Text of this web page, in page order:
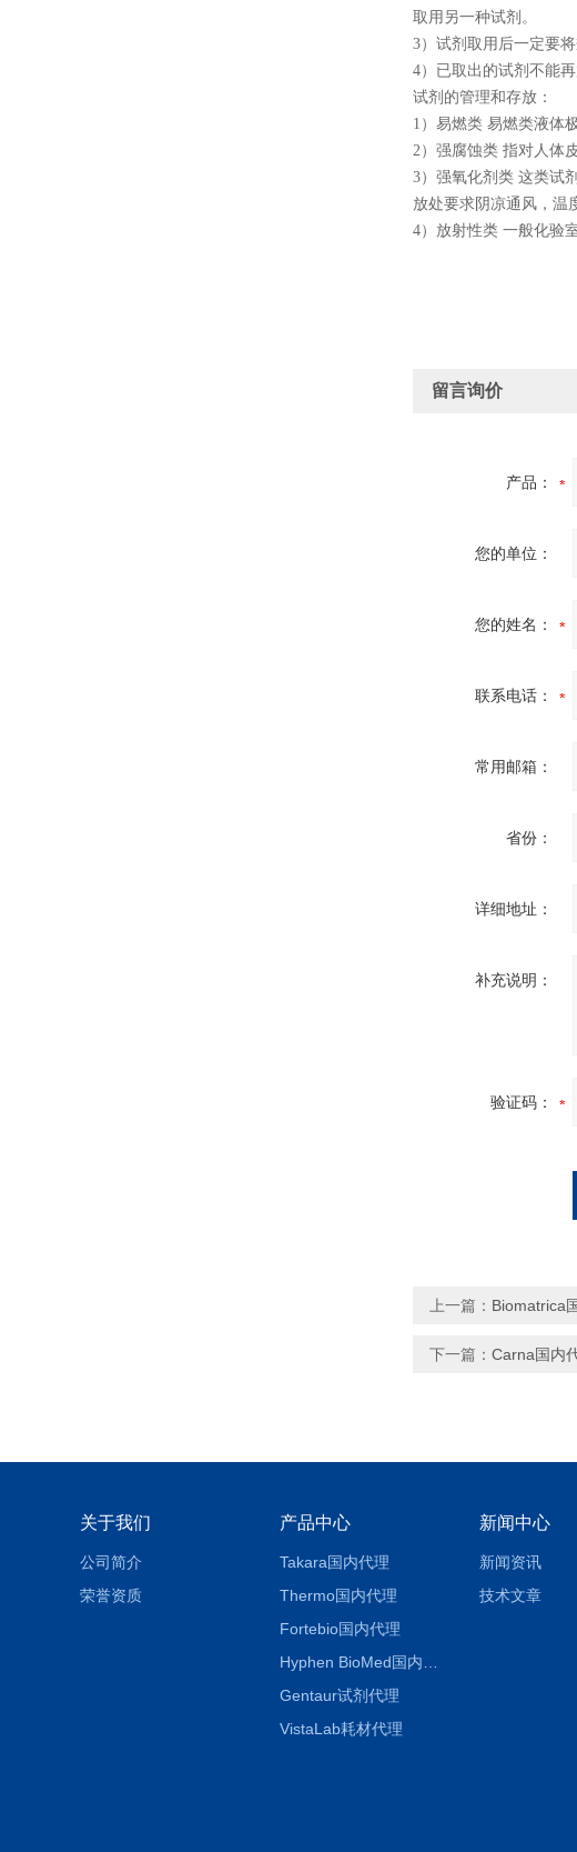
取用另一种试剂。
3）试剂取用后一定要
4）已取出的试剂不能
试剂的管理和存放：
1）易燃类 易燃类液体
2）强腐蚀类 指对人体
3）强氧化剂类 这类试
放处要求阴凉通风，温
4）放射性类 一般化验
留言询价
产品：
您的单位：
您的姓名：
联系电话：
常用邮箱：
省份：
详细地址：
补充说明：
验证码：
上一篇： Biomatrica
下一篇： Carna国内
关于我们
公司简介
荣誉资质
产品中心
Takara国内代理
Thermo国内代理
Fortebio国内代理
Gentaur试剂代理
VistaLab耗材代理
新闻中心
新闻资讯
技术文章